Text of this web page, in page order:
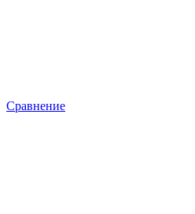
Сравнение